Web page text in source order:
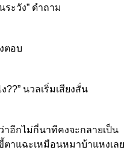
วัง” ดำถาม
ตอบ
นวลเริ่มเสียงสั่น
กไม่กี่นาทีคงจะกลายเป็น
าแฉะเหมือนหมาบ้าแหงเลย